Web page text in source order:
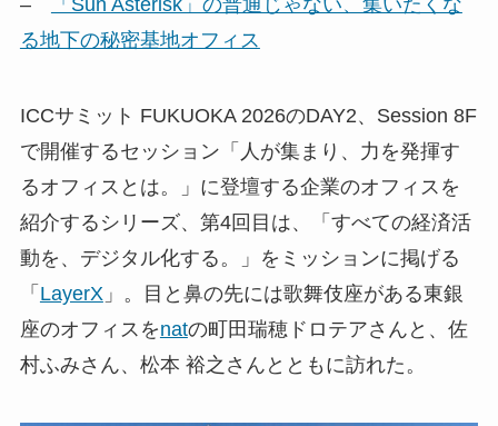
–
「Sun Asterisk」の普通じゃない、集いたくな
る地下の秘密基地オフィス
ICCサミット FUKUOKA 2026のDAY2、Session 8F
で開催するセッション「人が集まり、力を発揮す
るオフィスとは。」に登壇する企業のオフィスを
紹介するシリーズ、第4回目は、「すべての経済活
動を、デジタル化する。」をミッションに掲げる
「 LayerX 」。目と鼻の先には歌舞伎座がある東銀
座のオフィスをnatの町田瑞穂ドロテアさんと、佐
村ふみさん、松本 裕之さんとともに訪れた。